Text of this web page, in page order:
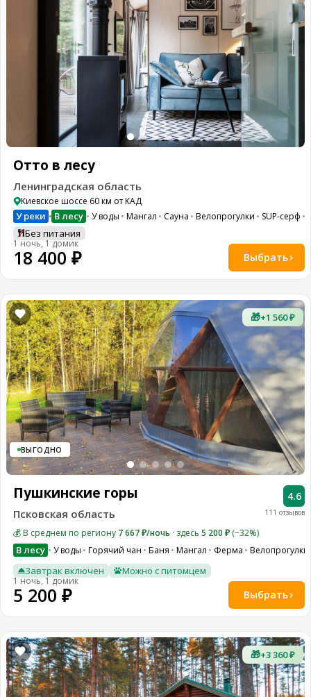
Отто в лесу
Ленинградская область
Киевское шоссе 60 км от КАД
У реки • В лесу У воды Мангал Сауна Велопрогулки SUP-серф
Без питания
1 ночь, 1 домик
18 400 ₽ Выбрать
🎁+1 560 ₽
ВЫГОДНО
111 отзывов
4.6
Пушкинские горы
Псковская область
💰 В среднем по региону 7 667 ₽/ночь · здесь 5 200 ₽ (−32%)
В лесу У воды Горячий чан Баня Мангал Ферма Велопрогулки
Завтрак включен Можно с питомцем
1 ночь, 1 домик
5 200 ₽ Выбрать
🎁+3 360 ₽